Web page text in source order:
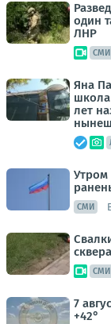
один
ЛНР
СМИ
Яна
лет
Утром
СМИ
СМИ
7
+42°